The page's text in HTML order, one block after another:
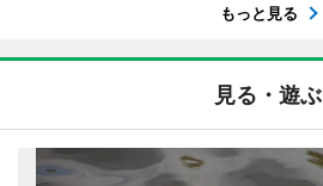
もっと見る
見る・遊ぶ